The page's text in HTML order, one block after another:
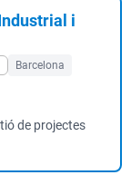
i
Barcelona
de projectes